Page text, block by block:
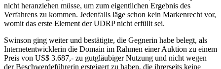
nicht heranziehen müsse, um zum eigentlichen Ergebnis des
Verfahrens zu kommen. Jedenfalls läge schon kein Markenrecht vor,
womit das erste Element der UDRP nicht erfüllt sei.
Swinson ging weiter und bestätigte, die Gegnerin habe belegt, als
Internetentwicklerin die Domain im Rahmen einer Auktion zu einem
Preis von US$ 3.687,- zu gutgläubiger Nutzung und nicht wegen
der Beschwerdeführerin ersteigert zu haben, die ihrerseits keine